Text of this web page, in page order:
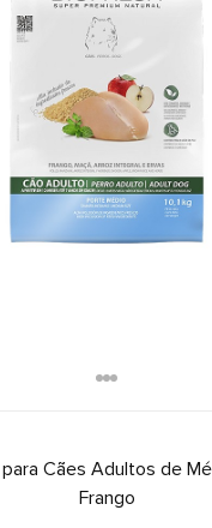
Cães Adultos de
Frango